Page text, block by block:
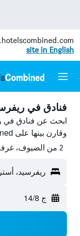
site in English
فنادق في
ابحث عن فنادق في
وقارن بينها على HotelsCombined ووفّر.
2 من الضيوف، غرفة واحدة
ريفرسيد،
ج 14/8